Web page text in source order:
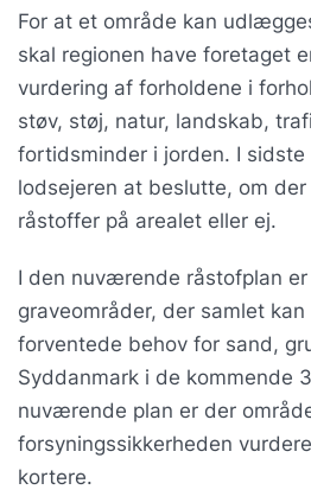
For at et område kan
skal regionen have foretaget
vurdering af forholdene i
støv, støj, natur, landskab,
fortidsminder i jorden. I
lodsejeren at beslutte, om
råstoffer på arealet eller ej.
I den nuværende råstofplan
graveområder, der samlet
forventede behov for sand,
Syddanmark i de kommende
nuværende plan er der
forsyningssikkerheden
kortere.